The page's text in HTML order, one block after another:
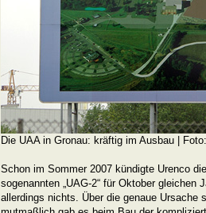
Die UAA in Gronau: kräftig im Ausbau |
Schon im Sommer 2007 kündigte Urenco
sogenannten „UAG-2“ für Oktober gleichen
allerdings nichts. Über die genaue Ursache